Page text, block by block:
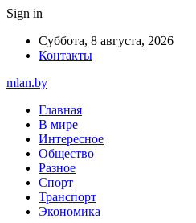
Sign in
Суббота, 8 августа, 2026
Контакты
mlan.by
Главная
В мире
Интересное
Общество
Разное
Спорт
Транспорт
Экономика